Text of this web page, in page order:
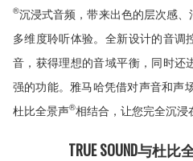
®沉浸式音频，带来出色的层次感
多维度聆听体验。全新设计的音调
音，获得理想的音域平衡，同时还
强的功能。雅马哈凭借对声音和声
杜比全景声®相结合，让您完全沉浸
TRUE SOUND与杜比